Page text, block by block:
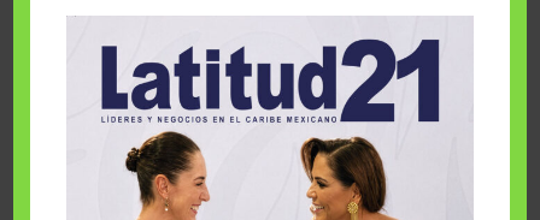
Cuando la solidaridad inspira; cumplen
sueños Fairmont Mayakoba y Make-A-Wish